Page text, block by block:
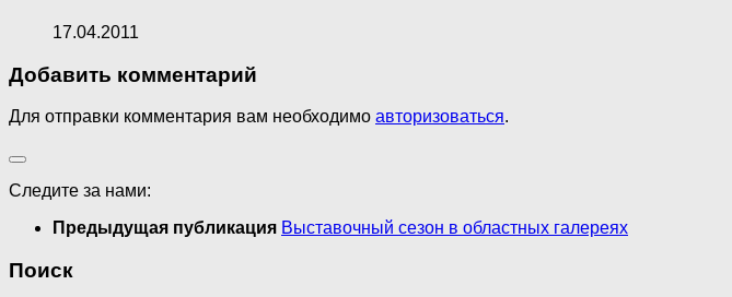
17.04.2011
Добавить комментарий
Для отправки комментария вам необходимо авторизоваться.
Следите за нами:
Предыдущая публикация Выставочный сезон в областных галереях
Поиск